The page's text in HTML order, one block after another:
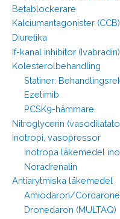
Betablockerare
Kalciumantagonister (CCB)
Diuretika
If-kanal inhibitor (Ivabradin)
Kolesterolbehandling
Statiner:
Ezetimib
PCSK9-hämmare
Nitroglycerin
Inotropi, vasopressor
Inotropa läkemedel
Noradrenalin
Antiarytmiska läkemedel
Amiodaron/Cordarone
Dronedaron (MULTAQ)